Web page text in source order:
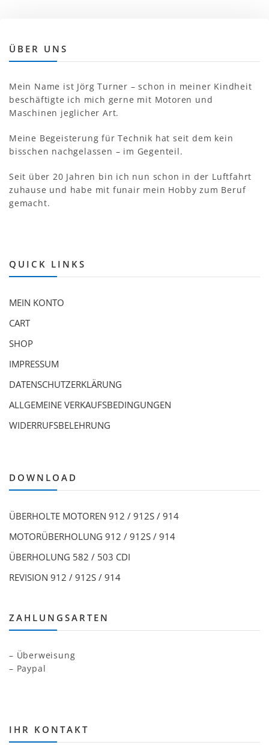
ÜBER UNS
Mein Name ist Jörg Turner – schon in meiner Kindheit
beschäftigte ich mich gerne mit Motoren und
Maschinen jeglicher Art.
Meine Begeisterung für Technik hat seit dem kein
bisschen nachgelassen – im Gegenteil.
Seit über 20 Jahren bin ich nun schon in der Luftfahrt
zuhause und habe mit funair mein Hobby zum Beruf
gemacht.
QUICK LINKS
MEIN KONTO
CART
SHOP
IMPRESSUM
DATENSCHUTZERKLÄRUNG
ALLGEMEINE VERKAUFSBEDINGUNGEN
WIDERRUFSBELEHRUNG
DOWNLOAD
ÜBERHOLTE MOTOREN 912 / 912S / 914
MOTORÜBERHOLUNG 912 / 912S / 914
ÜBERHOLUNG 582 / 503 CDI
REVISION 912 / 912S / 914
ZAHLUNGSARTEN
– Überweisung
– Paypal
IHR KONTAKT